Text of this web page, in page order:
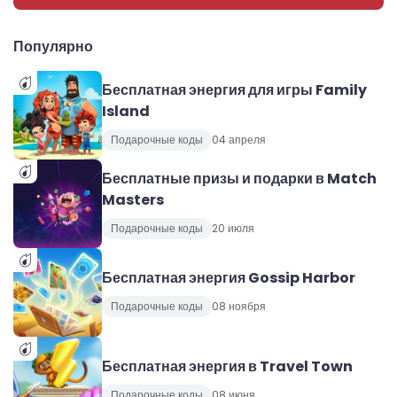
Популярно
Бесплатная энергия для игры Family
Island
Подарочные коды 04 апреля
Бесплатные призы и подарки в Match
Masters
Подарочные коды 20 июля
Бесплатная энергия Gossip Harbor
Подарочные коды 08 ноября
Бесплатная энергия в Travel Town